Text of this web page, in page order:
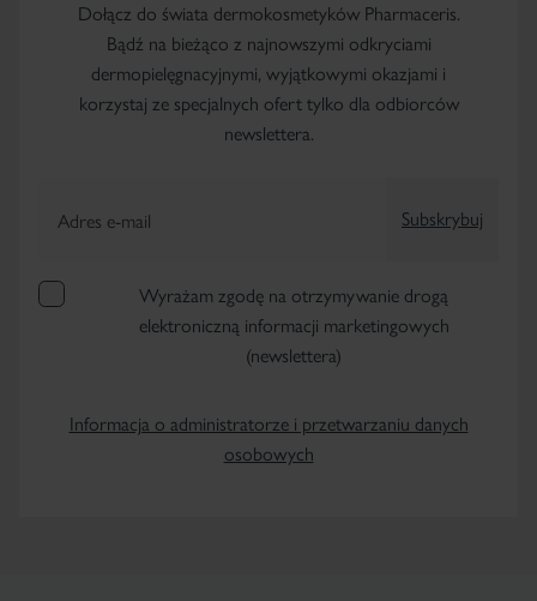
Dołącz do świata dermokosmetyków Pharmaceris.
Bądź na bieżąco z najnowszymi odkryciami
dermopielęgnacyjnymi, wyjątkowymi okazjami i
korzystaj ze specjalnych ofert tylko dla odbiorców
newslettera.
Adres e-mail Subskrybuj
Wyrażam zgodę na otrzymywanie drogą
elektroniczną informacji marketingowych
(newslettera)
Informacja o administratorze i przetwarzaniu danych
osobowych